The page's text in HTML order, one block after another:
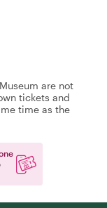
are not
tickets and
time as the